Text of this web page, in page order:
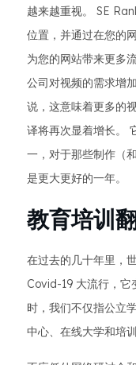
越来越重视。 SE
位置，并通过在您的
为您的网站带来更多
公司对视频的需求增
说，这意味着更多的
译将再次显着增长。
一，对于那些制作（
是更大更好的一年。
教育培训
在过去的几十年里，
Covid-19 大流行，它
时，我们不仅指公立
中心、在线大学和培